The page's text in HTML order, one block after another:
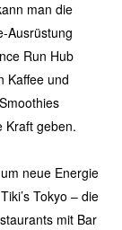
man die
Ausrüstung
Run Hub
Kaffee und
Kraft geben.
neue Energie
Tokyo – die
mit Bar